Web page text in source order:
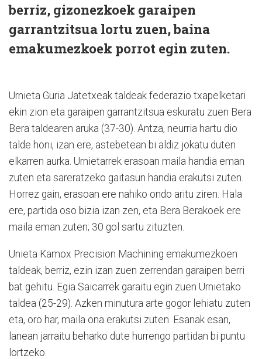
berriz, gizonezkoek garaipen
garrantzitsua lortu zuen, baina
emakumezkoek porrot egin zuten.
Urnieta Guria Jatetxeak taldeak federazio txapelketari
ekin zion eta garaipen garrantzitsua eskuratu zuen Bera
Bera taldearen aruka (37-30). Antza, neurria hartu dio
talde honi, izan ere, astebetean bi aldiz jokatu duten
elkarren aurka. Urnietarrek erasoan maila handia eman
zuten eta sareratzeko gaitasun handia erakutsi zuten.
Horrez gain, erasoan ere nahiko ondo aritu ziren. Hala
ere, partida oso bizia izan zen, eta Bera Berakoek ere
maila eman zuten; 30 gol sartu zituzten.
Unieta Kamox Precision Machining emakumezkoen
taldeak, berriz, ezin izan zuen zerrendan garaipen berri
bat gehitu. Egia Saicarrek garaitu egin zuen Urnietako
taldea (25-29). Azken minutura arte gogor lehiatu zuten
eta, oro har, maila ona erakutsi zuten. Esanak esan,
lanean jarraitu beharko dute hurrengo partidan bi puntu
lortzeko.